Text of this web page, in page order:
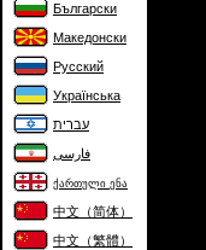
Български
Македонски
Русский
Українська
עברית
فارسی
ქართული ენა
中文（简体）
中文（繁體）